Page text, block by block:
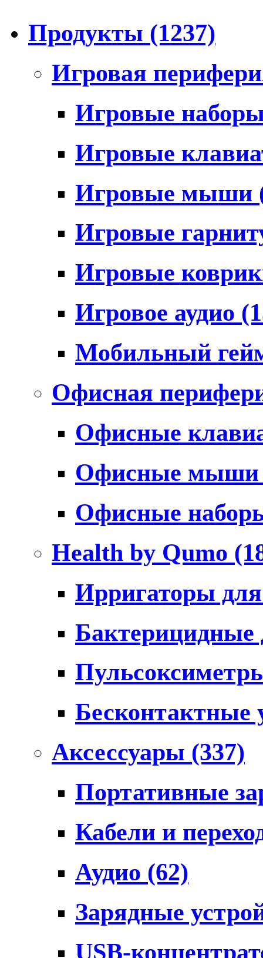
Продукты (1237)
Игровая
Игровые
Игровые
Игровые мыши
Игровые
Игровые
Игровое аудио
Мобильный
Офисная
Офисные
Офисные
Офисные
Health by Qumo
Ирригаторы
Бесконтактные
Аксессуары (337)
Портативные
Кабели и
Аудио (62)
Зарядные
USB-